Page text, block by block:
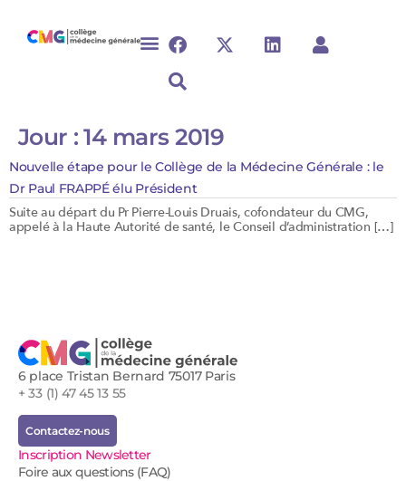
Jour :14 mars 2019
Nouvelle étape pour le Collège de la Médecine Générale : le
Dr Paul FRAPPÉ élu Président
Suite au départ du Pr Pierre-Louis Druais, cofondateur du CMG,
appelé à la Haute Autorité de santé, le Conseil d’administration […]
6 place Tristan Bernard 75017 Paris
+ 33 (1) 47 45 13 55
Contactez-nous
Inscription Newsletter
Foire aux questions (FAQ)